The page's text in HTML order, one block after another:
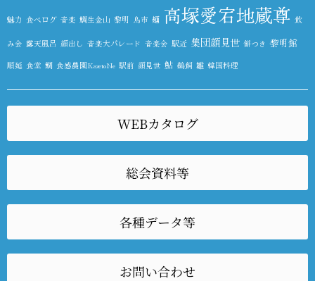
魅力 食べログ 音楽 鯛生金山 黎明 鳥市 麺 高塚愛宕地蔵尊 飲
み会 露天風呂 顔出し 音楽大パレード 音楽会 駅近 集団顔見世 餅つき 黎明館
順延 食堂 鯛 食感農園KazetoNe 駅前 顔見世 鮎 鵜飼 雛 韓国料理
WEBカタログ
総会資料等
各種データ等
お問い合わせ